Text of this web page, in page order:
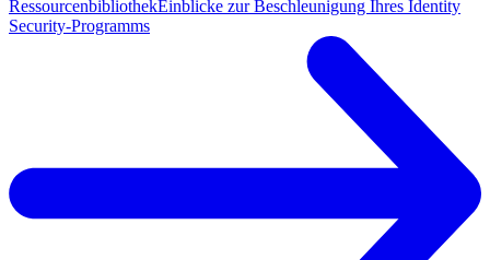
RessourcenbibliothekEinblicke zur Beschleunigung Ihres Identity
Security-Programms